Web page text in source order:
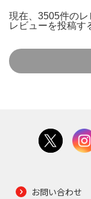
現在、3505件のレ
レビューを投稿す
お問い合わせ